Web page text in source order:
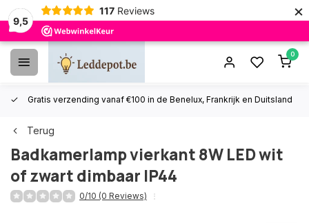
9,5
117 Reviews ×
0
Gratis verzending vanaf €100 in de Benelux, Frankrijk en Duitsland
Terug
Badkamerlamp vierkant 8W LED wit
of zwart dimbaar IP44
0/10 (0 Reviews)